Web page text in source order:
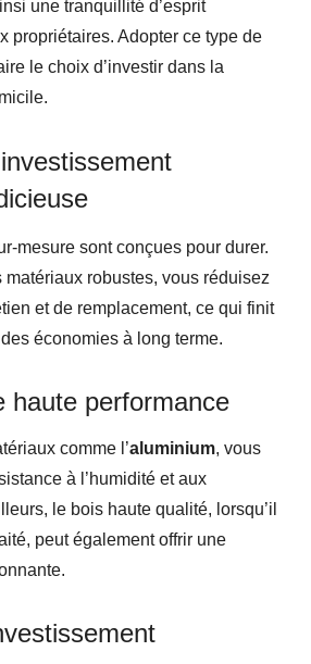
une tranquillité d’esprit
propriétaires. Adopter ce type de
le choix d’investir dans la
mesure sont conçues pour durer.
matériaux robustes, vous réduisez
et de remplacement, ce qui finit
économies à long terme.
haute performance
comme l’aluminium, vous
à l’humidité et aux
le bois haute qualité, lorsqu’il
peut également offrir une